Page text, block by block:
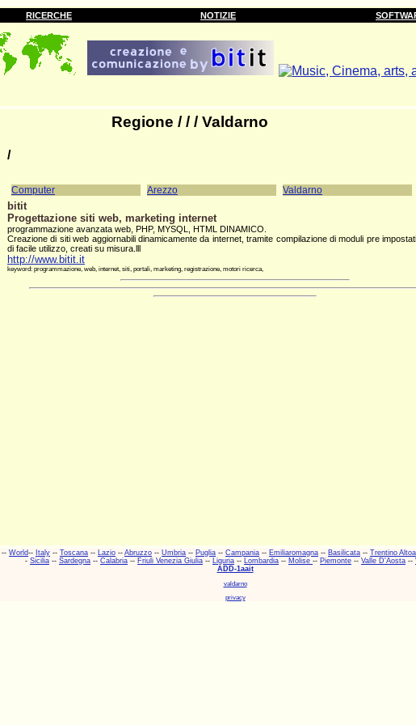
RICERCHE NOTIZIE
Regione / / / Valdarno
/
Computer Arezzo Valdarno
bitit
Progettazione siti web, marketing internet
programmazione avanzata web, PHP, MYSQL, HTML DINAMICO.
Creazione di siti web aggiornabili dinamicamente da internet, tramite compilazione di moduli pre
di facile utilizzo, creati su misura.lll
http://www.bitit.it
keyword: programmazione, web, internet, siti, portali, marketing, registrazione, motori ricerca,
-- World-- Italy -- Toscana -- Lazio -- Abruzzo -- Umbria -- Puglia -- Campania -- Emiliaromagna -- Basilicata -- Trentino
- Sicilia -- Sardegna -- Calabria -- Friuli Venezia Giulia -- Liguria -- Lombardia -- Molise -- Piemonte -- Valle D'Aosta --
ADD-1aait
valdarno
privacy